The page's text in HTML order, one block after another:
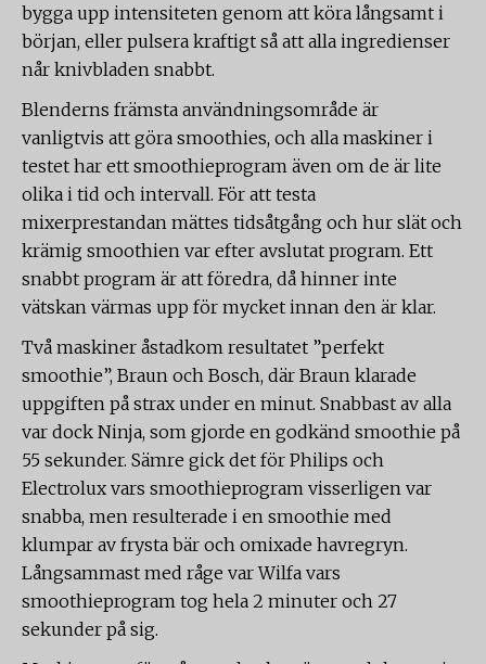
bygga upp intensiteten genom att köra långsamt i
början, eller pulsera kraftigt så att alla ingredienser
når knivbladen snabbt.
Blenderns främsta användningsområde är
vanligtvis att göra smoothies, och alla maskiner i
testet har ett smoothieprogram även om de är lite
olika i tid och intervall. För att testa
mixerprestandan mättes tidsåtgång och hur slät och
krämig smoothien var efter avslutat program. Ett
snabbt program är att föredra, då hinner inte
vätskan värmas upp för mycket innan den är klar.
Två maskiner åstadkom resultatet ”perfekt
smoothie”, Braun och Bosch, där Braun klarade
uppgiften på strax under en minut. Snabbast av alla
var dock Ninja, som gjorde en godkänd smoothie på
55 sekunder. Sämre gick det för Philips och
Electrolux vars smoothieprogram visserligen var
snabba, men resulterade i en smoothie med
klumpar av frysta bär och omixade havregryn.
Långsammast med råge var Wilfa vars
smoothieprogram tog hela 2 minuter och 27
sekunder på sig.